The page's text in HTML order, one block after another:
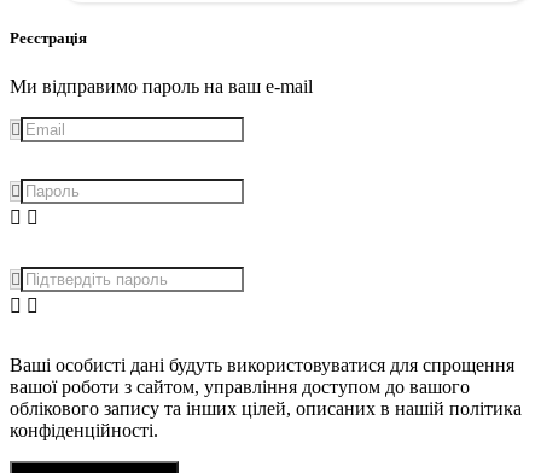
Реєстрація
Ми відправимо пароль на ваш e-mail
Ваші особисті дані будуть використовуватися для спрощення
вашої роботи з сайтом, управління доступом до вашого
облікового запису та інших цілей, описаних в нашій політика
конфіденційності.